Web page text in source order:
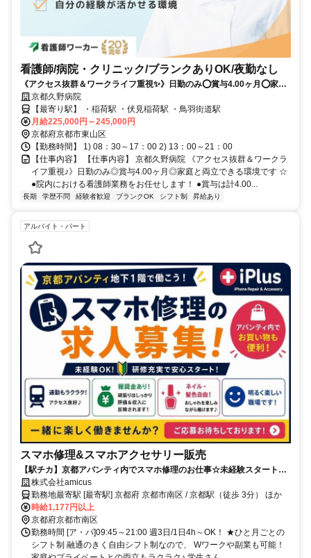
看護師/病院・クリニック/ブランクありOK/夜勤なし
《アクセス抜群＆ワークライフ重視✨》日勤のみ⭕賞与4.00ヶ月⭕家庭
と両立できる環境です⭐
京都久野病院
【最寄り駅】 ・稲荷駅 ・伏見稲荷駅 ・鳥羽街道駅
月給225,000円～245,000円
京都府京都市東山区
【勤務時間】 1) 08：30～17：00 2) 13：00～21：00
【仕事内容】 【仕事内容】 京都久野病院 《アクセス抜群＆ワークラ
イフ重視♪》日勤のみ◎賞与4.00ヶ月◎家庭と両立できる環境です ☆
●院内における看護師業務をお任せします！ ●賞与は計4.00...
長期 学歴不問 経験者歓迎 ブランクOK シフト制 昇給あり
アルバイト・パート
スマホ修理&スマホアクセサリー販売
【駅チカ】京都アバンティ内でスマホ修理のお仕事☆未経験スタート歓
迎☆1～3ヶ月でiPhone修理のプロに☆丁寧な技術研修ありで安心！週3
日～！作業はプラモデル感覚で楽しい♪目標達成したら全員に報奨金支給
あり！
株式会社amicus
勤務地最寄駅 [最寄駅] 京都府 京都市南区 / 京都駅（徒歩 3分） ほか
時給1,177円以上
京都府京都市南区
勤務時間 [ア・パ]09:45～21:00 週3日/1日4h～OK！ ★ひと月ごとの
シフト制 融通のきく自由シフト制なので、 Wワークや副業も可能！